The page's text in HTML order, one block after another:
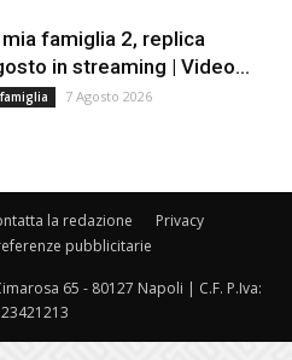
famiglia 2, replica
in streaming | Video...
7 Agosto 2026
la redazione
Privacy
pubblicitarie
65 - 80127 Napoli | C.F. P.Iva: